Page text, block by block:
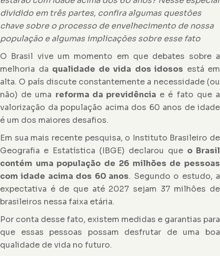
dividido em três partes, confira algumas questões
chave sobre o processo de envelhecimento de nossa
população e algumas implicações sobre esse fato
O Brasil vive um momento em que debates sobre a
melhoria da qualidade de vida dos idosos está em
alta. O país discute constantemente a necessidade (ou
não) de uma reforma da previdência e é fato que a
valorização da população acima dos 60 anos de idade
é um dos maiores desafios.
Em sua mais recente pesquisa, o Instituto Brasileiro de
Geografia e Estatística (IBGE) declarou que o Brasil
contém uma população de 26 milhões de pessoas
com idade acima dos 60 anos. Segundo o estudo, a
expectativa é de que até 2027 sejam 37 milhões de
brasileiros nessa faixa etária.
Por conta desse fato, existem medidas e garantias para
que essas pessoas possam desfrutar de uma boa
qualidade de vida no futuro.